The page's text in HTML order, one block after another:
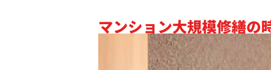
マンション大規模修繕の